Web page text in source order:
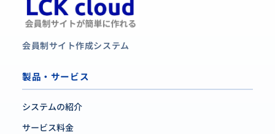
会員制サイト作成システム
製品・サービス
システムの紹介
サービス料金